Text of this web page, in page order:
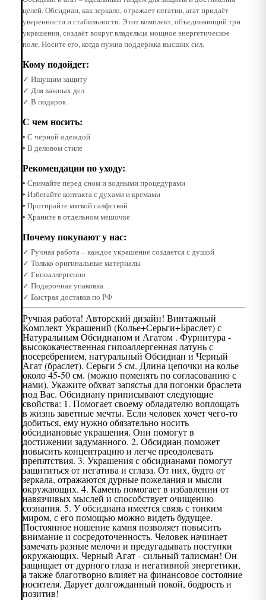
целей. Обсидиан, как зеркало, отражает негатив, агат придаёт
уверенности и стабильности. Этот комплект, объединяющий три
украшения, создаёт вокруг владельца мощное энергетическое
поле. Носите его, когда нужна поддержка высших сил.
Кому подойдет:
✓ Ищущим защиту
✓ Для важных дел
✓ В подарок
С чем носить:
• С чёрной одеждой
• В деловом стиле
Рекомендации по уходу:
• Снимайте перед сном и водными процедурами
• Избегайте контакта с духами и кремами
• Протирайте мягкой салфеткой
• Храните в отдельном мешочке
Почему покупают у нас:
✓ Ручная работа – каждое украшение создается с душой
✓ Только оригинальные материалы
✓ Гипоаллергенно
✓ Подарочная упаковка
✓ Быстрая доставка по РФ
Ручная работа! Авторский дизайн! Винтажный
Комплект Украшений (Колье+Серьги+Браслет) с
Натуральным Обсидианом и Агатом . Фурнитура -
высококачественная гипоаллергенная латунь с
посеребрением, натуральный Обсидиан и Черный
Агат (браслет). Серьги 5 см. Длина цепочки на колье
около 45-50 см. (можно поменять по согласованию с
нами). Укажите обхват запястья для погонки браслета
под Вас. Обсидиану приписывают следующие
свойства: 1. Помогает своему обладателю воплощать
в жизнь заветные мечты. Если человек хочет чего-то
добиться, ему нужно обязательно носить
обсидиановые украшения. Они помогут в
достижении задуманного. 2. Обсидиан поможет
повысить концентрацию и легче преодолевать
препятствия. 3. Украшения с обсидианами помогут
защититься от негатива и сглаза. От них, будто от
зеркала, отражаются дурные пожелания и мысли
окружающих. 4. Камень помогает в избавлении от
навязчивых мыслей и способствует очищению
сознания. 5. У обсидиана имеется связь с тонким
миром, с его помощью можно видеть будущее.
Постоянное ношение камня позволяет повысить
внимание и сосредоточенность. Человек начинает
замечать разные мелочи и предугадывать поступки
окружающих. Черный Агат - сильный талисман! Он
защищает от дурного глаза и негативной энергетики,
а также благотворно влияет на финансовое состояние
носителя. Дарует долгожданный покой, бодрость и
позитив!